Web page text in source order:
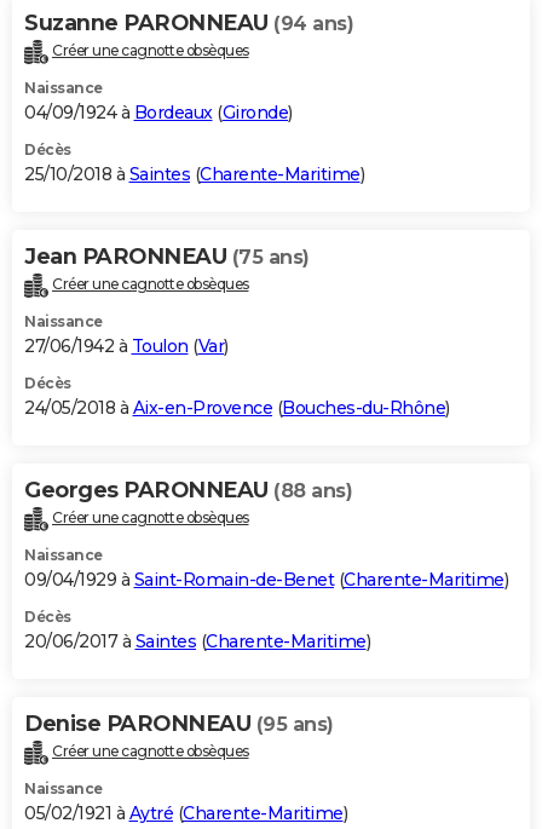
Suzanne PARONNEAU (94 ans)
Créer une cagnotte obsèques
Naissance
04/09/1924 à Bordeaux(Gironde)
Décès
25/10/2018 à Saintes (Charente-Maritime)
Jean PARONNEAU (75 ans)
Créer une cagnotte obsèques
Naissance
27/06/1942 à Toulon (Var)
Décès
24/05/2018 à Aix-en-Provence (Bouches-du-Rhône)
Georges PARONNEAU (88 ans)
Créer une cagnotte obsèques
Naissance
09/04/1929 à Saint-Romain-de-Benet(Charente-Maritime)
Décès
20/06/2017 à Saintes (Charente-Maritime)
Denise PARONNEAU (95 ans)
Créer une cagnotte obsèques
Naissance
05/02/1921 à Aytré (Charente-Maritime)